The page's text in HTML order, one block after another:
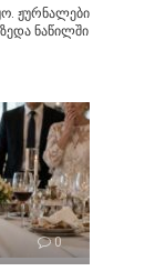
ჟურნალები
ნაწილში
0